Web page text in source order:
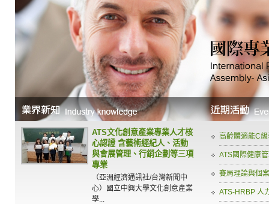
ATS文化創意產業專業人才核
心認證 含藝術經紀人、活動
與會展管理、行銷企劃等三項
專業
（亞洲經濟通訊社/台灣新聞中
心）國立中興大學文化創意產業
學...
高齡體適能C
ATS國際健康
賽局理論與個
ATS-HRBP 人